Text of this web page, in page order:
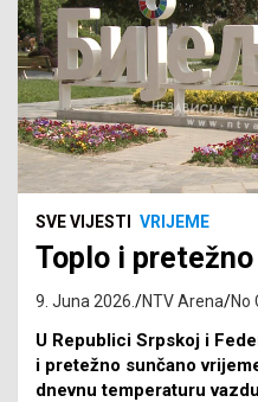
SVE VIJESTI VRIJEME
Toplo i
9. Juna 2026. NTV Arena No
U Republici Srpskoj i
i pretežno sunčano
dnevnu temperaturu